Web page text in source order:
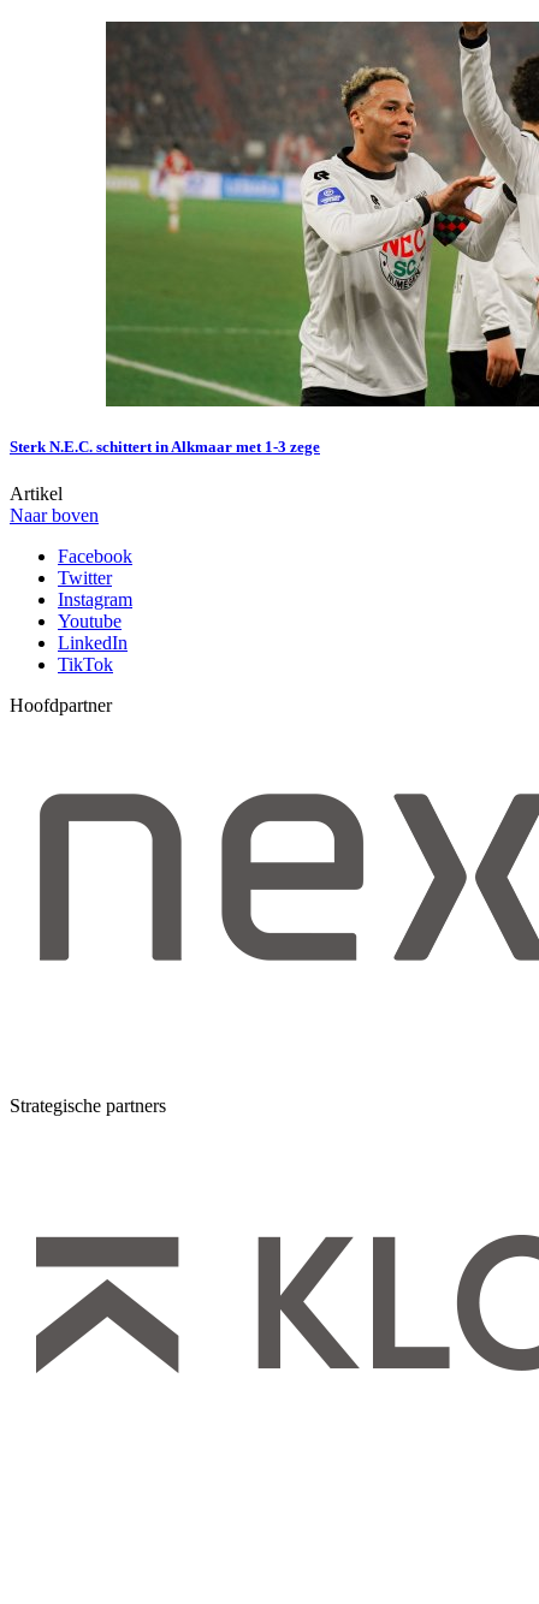
Sterk N.E.C. schittert in Alkmaar met 1-3 zege
Artikel
Naar boven
Facebook
Twitter
Instagram
Youtube
LinkedIn
TikTok
Hoofdpartner
Strategische partners